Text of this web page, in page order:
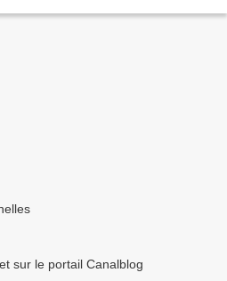
sur le portail Canalblog